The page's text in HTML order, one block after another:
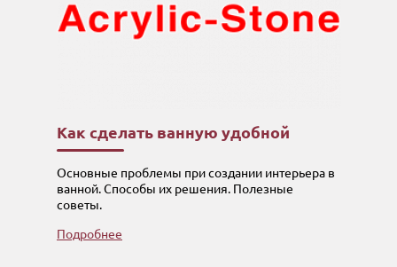
Как сделать ванную удобной
Основные проблемы при создании интерьера в
ванной. Способы их решения. Полезные
советы.
Подробнее